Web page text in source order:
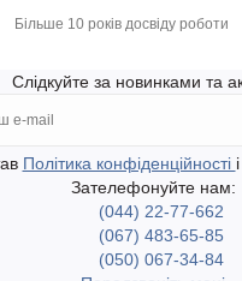
Більше 10 років досвіду роботи
Слідкуйте за новинками та
Політика конфіденційності
Зателефонуйте нам:
(044) 22-77-662
(067) 483-65-85
(050) 067-34-84